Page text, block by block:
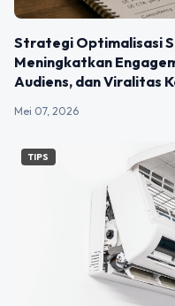
Strategi Optimalisasi
Meningkatkan
Audiens, dan Viralitas
Mei 07, 2026
TIPS